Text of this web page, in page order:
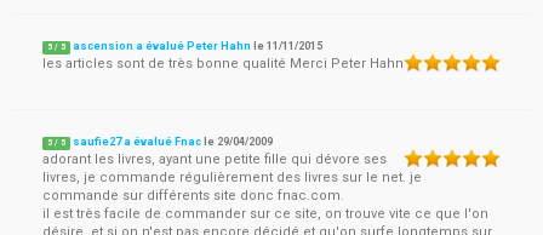
5 / 5 ascension a évalué Peter Hahn le11/11/2015
les articles sont de très bonne qualité Merci Peter Hahn
5 / 5 saufie27 a évalué Fnac le 29/04/2009
adorant les livres, ayant une petite fille qui dévore ses
livres, je commande régulièrement des livres sur le net. je
commande sur différents site donc fnac.com.
il est très facile de commander sur ce site, on trouve vite ce que l'on